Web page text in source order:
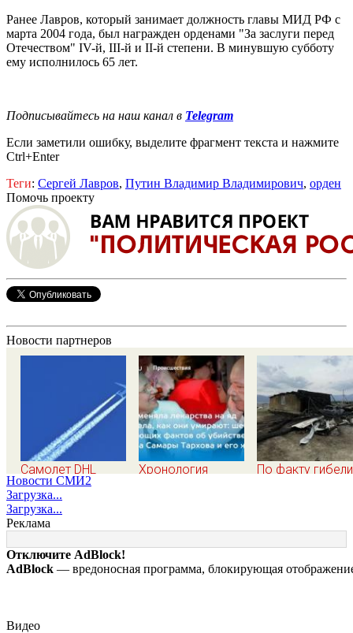
Ранее Лавров, который занимает должность главы МИД РФ с
марта 2004 года, был награжден орденами "За заслуги перед
Отечеством" IV-й, III-й и II-й степени. В минувшую субботу
ему исполнилось 65 лет.
Подписывайтесь на наш канал в Telegram
Если заметили ошибку, выделите фрагмент текста и нажмите
Ctrl+Enter
Теги: Сергей Лавров, Путин Владимир Владимирович, орден
Помочь проекту
Новости партнеров
Самолет DHL
столкнулся с
неизвестным
объектом над
Лейпцигом -
Новости на Вести.ru
Хронология
жены: шесть
шокирующих
фактов, новые
По факту гибели
уголовное дело
Новости СМИ2
Загрузка...
Загрузка...
Реклама
Отключите AdBlock!
AdBlock — вредоносная программа, блокирующая
Видео